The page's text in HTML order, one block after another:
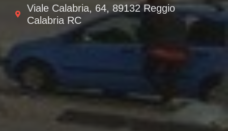
Viale Calabria, 64, 89132 Reggio
Calabria RC